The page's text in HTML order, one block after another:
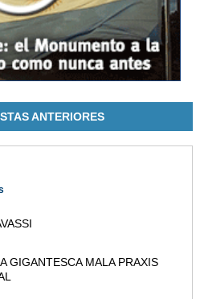
ANTERIORES
GIGANTESCA MALA PRAXIS